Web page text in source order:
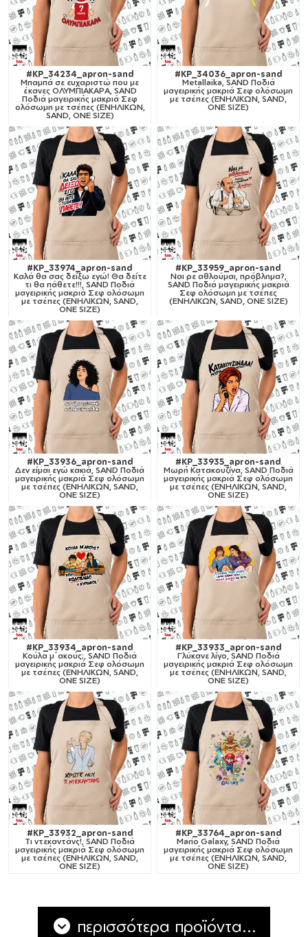
#KP_34234_apron-sand
Μπαμπά σε ευχαριστώ που με
έκανες ΟΛΥΜΠΙΑΚΑΡΑ, SAND
Ποδιά μαγειρικής μακριά Σεφ
ολόσωμη με τσέπες (ΕΝΗΛΙΚΩΝ,
SAND, ONE SIZE)
#KP_34036_apron-sand
Metallaika, SAND Ποδιά
μαγειρικής μακριά Σεφ ολόσωμη
με τσέπες (ΕΝΗΛΙΚΩΝ, SAND,
ONE SIZE)
#KP_33974_apron-sand
Καλά θα σας δείξω εγώ! Θα δείτε
τι θα πάθετε!!!, SAND Ποδιά
μαγειρικής μακριά Σεφ ολόσωμη
με τσέπες (ΕΝΗΛΙΚΩΝ, SAND,
ONE SIZE)
#KP_33959_apron-sand
Ναι ρε αθλούμαι, πρόβλημα?,
SAND Ποδιά μαγειρικής μακριά
Σεφ ολόσωμη με τσέπες
(ΕΝΗΛΙΚΩΝ, SAND, ONE SIZE)
#KP_33936_apron-sand
Δεν είμαι εγώ κακιά, SAND Ποδιά
μαγειρικής μακριά Σεφ ολόσωμη
με τσέπες (ΕΝΗΛΙΚΩΝ, SAND,
ONE SIZE)
#KP_33935_apron-sand
Μωρή Κατακουζίνα, SAND Ποδιά
μαγειρικής μακριά Σεφ ολόσωμη
με τσέπες (ΕΝΗΛΙΚΩΝ, SAND,
ONE SIZE)
#KP_33934_apron-sand
Κούλα μ΄ακούς;, SAND Ποδιά
μαγειρικής μακριά Σεφ ολόσωμη
με τσέπες (ΕΝΗΛΙΚΩΝ, SAND,
ONE SIZE)
#KP_33933_apron-sand
Γλύκανε λίγο, SAND Ποδιά
μαγειρικής μακριά Σεφ ολόσωμη
με τσέπες (ΕΝΗΛΙΚΩΝ, SAND,
ONE SIZE)
#KP_33932_apron-sand
Tι ντεκαντάνς!, SAND Ποδιά
μαγειρικής μακριά Σεφ ολόσωμη
με τσέπες (ΕΝΗΛΙΚΩΝ, SAND,
ONE SIZE)
#KP_33764_apron-sand
Mario Galaxy, SAND Ποδιά
μαγειρικής μακριά Σεφ ολόσωμη
με τσέπες (ΕΝΗΛΙΚΩΝ, SAND,
ONE SIZE)
περισσότερα προϊόντα...